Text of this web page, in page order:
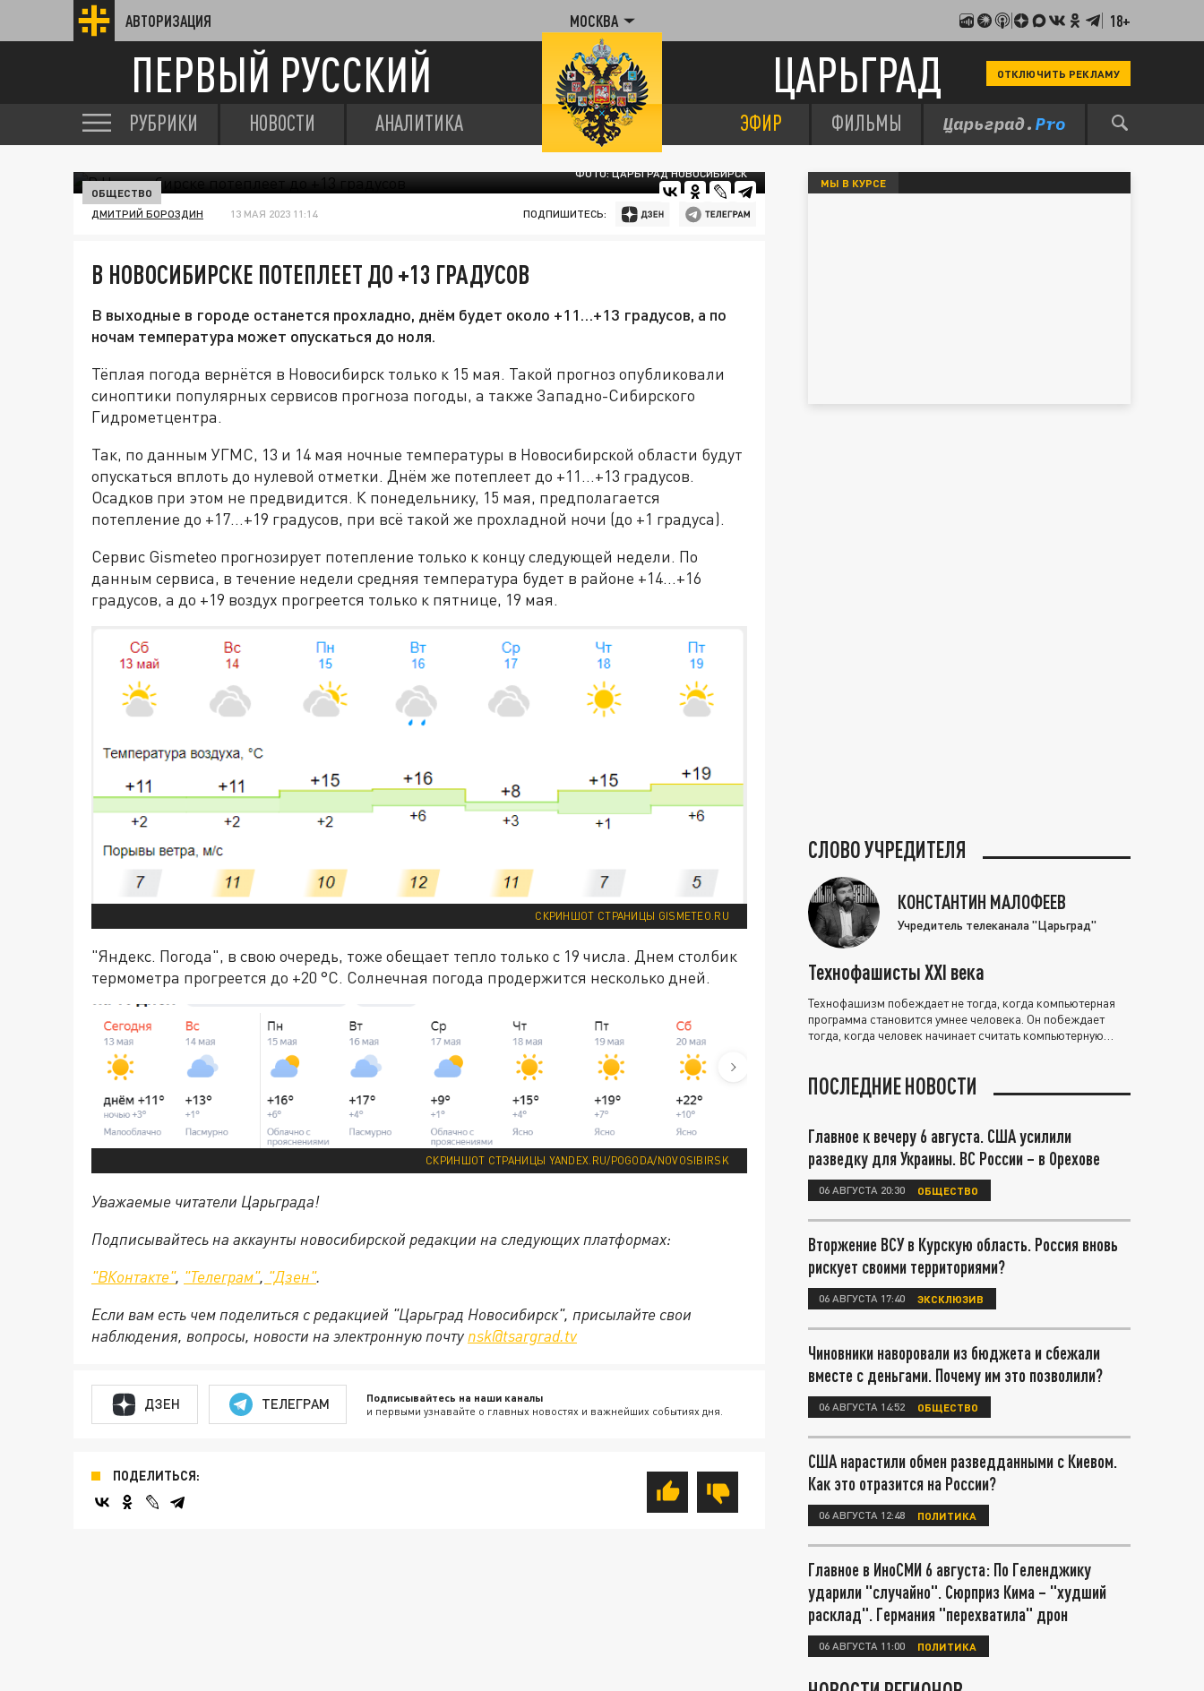
АВТОРИЗАЦИЯ МОСКВА 18+
ПЕРВЫЙ РУССКИЙ ЦАРЬГРАД ОТКЛЮЧИТЬ РЕКЛАМУ
РУБРИКИ НОВОСТИ АНАЛИТИКА ЭФИР ФИЛЬМЫ
ФОТО: ЦАРЬГРАД НОВОСИБИРСК
ОБЩЕСТВО
ДМИТРИЙ БОРОЗДИН 13 МАЯ 2023 11:14 ПОДПИШИТЕСЬ:
В НОВОСИБИРСКЕ ПОТЕПЛЕЕТ ДО +13 ГРАДУСОВ
В выходные в городе останется прохладно, днём будет около +11…+13 градусов, а по
ночам температура может опускаться до ноля.
Тёплая погода вернётся в Новосибирск только к 15 мая. Такой прогноз опубликовали
синоптики популярных сервисов прогноза погоды, а также Западно-Сибирского
Гидрометцентра.
Так, по данным УГМС, 13 и 14 мая ночные температуры в Новосибирской области будут
опускаться вплоть до нулевой отметки. Днём же потеплеет до +11…+13 градусов.
Осадков при этом не предвидится. К понедельнику, 15 мая, предполагается
потепление до +17…+19 градусов, при всё такой же прохладной ночи (до +1 градуса).
Сервис Gismeteo прогнозирует потепление только к концу следующей недели. По
данным сервиса, в течение недели средняя температура будет в районе +14…+16
градусов, а до +19 воздух прогреется только к пятнице, 19 мая.
СКРИНШОТ СТРАНИЦЫ GISMETEO.RU
"Яндекс. Погода", в свою очередь, тоже обещает тепло только с 19 числа. Днем столбик
термометра прогреется до +20 °С. Солнечная погода продержится несколько дней.
СКРИНШОТ СТРАНИЦЫ YANDEX.RU/POGODA/NOVOSIBIRSK
Уважаемые читатели Царьграда!
Подписывайтесь на аккаунты новосибирской редакции на следующих платформах:
"ВКонтакте", "Телеграм", "Дзен".
Если вам есть чем поделиться с редакцией "Царьград Новосибирск", присылайте свои
наблюдения, вопросы, новости на электронную почту nsk@tsargrad.tv
ДЗЕН ТЕЛЕГРАМ Подписывайтесь на наши каналы
и первыми узнавайте о главных новостях и важнейших событиях дня.
ПОДЕЛИТЬСЯ:
МЫ В КУРСЕ
СЛОВО УЧРЕДИТЕЛЯ
КОНСТАНТИН МАЛОФЕЕВ
Учредитель телеканала "Царьград"
Технофашисты XXI века
Технофашизм побеждает не тогда, когда компьютерная
программа становится умнее человека. Он побеждает
тогда, когда человек начинает считать компьютерную
ПОСЛЕДНИЕ НОВОСТИ
Главное к вечеру 6 августа. США усилили
разведку для Украины. ВС России – в Орехове
06 АВГУСТА 20:30 ОБЩЕСТВО
Вторжение ВСУ в Курскую область. Россия вновь
рискует своими территориями?
06 АВГУСТА 17:40 ЭКСКЛЮЗИВ
Чиновники наворовали из бюджета и сбежали
вместе с деньгами. Почему им это позволили?
06 АВГУСТА 14:52 ОБЩЕСТВО
США нарастили обмен разведданными с Киевом.
Как это отразится на России?
06 АВГУСТА 12:48 ПОЛИТИКА
Главное в ИноСМИ 6 августа: По Геленджику
ударили "случайно". Сюрприз Кима – "худший
расклад". Германия "перехватила" дрон
06 АВГУСТА 11:00 ПОЛИТИКА